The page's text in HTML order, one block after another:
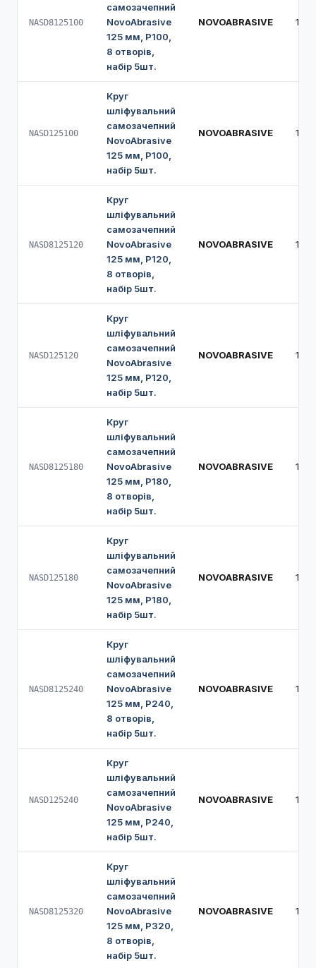
NASD8125100
самозачепний
NovoAbrasive
125 мм, Р100,
8 отворів,
набір 5шт.
NOVOABRASIVE 125
NASD125100
Круг
шліфувальний
самозачепний
NovoAbrasive
125 мм, Р100,
набір 5шт.
NOVOABRASIVE 125
NASD8125120
Круг
шліфувальний
самозачепний
NovoAbrasive
125 мм, Р120,
8 отворів,
набір 5шт.
NOVOABRASIVE 125
NASD125120
Круг
шліфувальний
самозачепний
NovoAbrasive
125 мм, Р120,
набір 5шт.
NOVOABRASIVE 125
NASD8125180
Круг
шліфувальний
самозачепний
NovoAbrasive
125 мм, Р180,
8 отворів,
набір 5шт.
NOVOABRASIVE 125
NASD125180
Круг
шліфувальний
самозачепний
NovoAbrasive
125 мм, Р180,
набір 5шт.
NOVOABRASIVE 125
NASD8125240
Круг
шліфувальний
самозачепний
NovoAbrasive
125 мм, Р240,
8 отворів,
набір 5шт.
NOVOABRASIVE 125
NASD125240
Круг
шліфувальний
самозачепний
NovoAbrasive
125 мм, Р240,
набір 5шт.
NOVOABRASIVE 125
NASD8125320
Круг
шліфувальний
самозачепний
NovoAbrasive
125 мм, Р320,
8 отворів,
набір 5шт.
NOVOABRASIVE 125